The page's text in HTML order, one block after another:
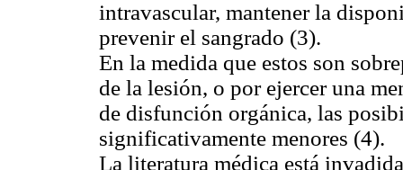
intravascular, mantener la
prevenir el sangrado (3).
En la medida que estos son
de la lesión, o por ejercer una
de disfunción orgánica, las
significativamente menores (4).
La literatura médica está